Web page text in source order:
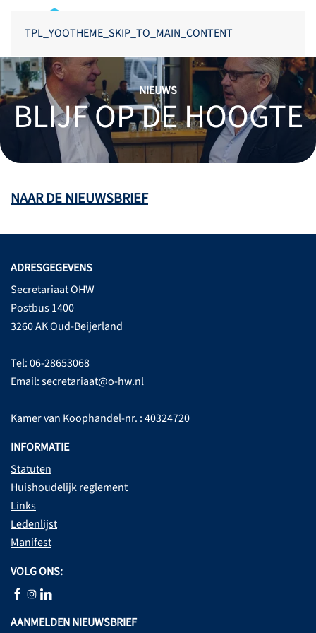
TPL_YOOTHEME_SKIP_TO_MAIN_CONTENT
NIEUWS
BLIJF OP DE HOOGTE
NAAR DE NIEUWSBRIEF
ADRESGEGEVENS
Secretariaat OHW
Postbus 1400
3260 AK Oud-Beijerland
Tel: 06-28653068
Email:secretariaat@o-hw.nl
Kamer van Koophandel-nr. : 40324720
INFORMATIE
Statuten
Huishoudelijk reglement
Links
Ledenlijst
Manifest
VOLG ONS:
AANMELDEN NIEUWSBRIEF